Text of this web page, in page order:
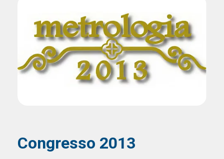
Congresso 2013